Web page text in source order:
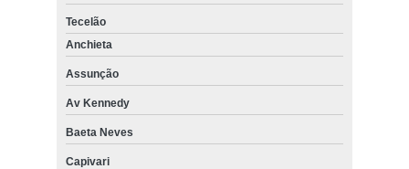
Tecelão
Anchieta
Assunção
Av Kennedy
Baeta Neves
Capivari